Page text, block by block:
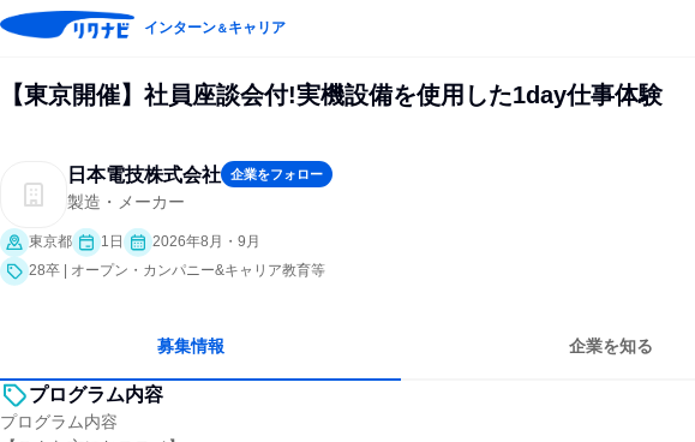
インターン＆キャリア
【東京開催】社員座談会付!実機設備を使用した1day仕事体験
日本電技株式会社 企業をフォロー
製造・メーカー
東京都 1日
2026年8月・9月
28卒 | オープン・カンパニー&キャリア教育等
募集情報 企業を知る
プログラム内容
プログラム内容